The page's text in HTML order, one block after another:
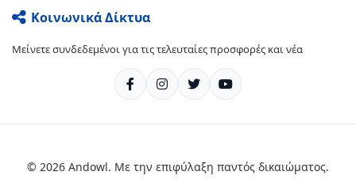
Κοινωνικά Δίκτυα
Μείνετε συνδεδεμένοι για τις τελευταίες προσφορές και νέα
© 2026 Andowl. Με την επιφύλαξη παντός δικαιώματος.